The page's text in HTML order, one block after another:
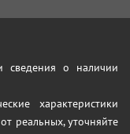
сведения о наличии
характеристики
реальных, уточняйте